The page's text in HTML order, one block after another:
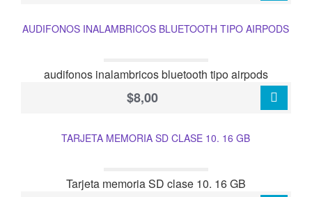
AUDIFONOS INALAMBRICOS BLUETOOTH TIPO AIRPODS
audifonos inalambricos bluetooth tipo airpods
$8,00
TARJETA MEMORIA SD CLASE 10. 16 GB
Tarjeta memoria SD clase 10. 16 GB